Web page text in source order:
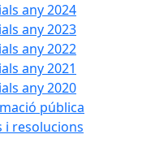
any 2024
any 2023
any 2022
any 2021
any 2020
pública
i resolucions